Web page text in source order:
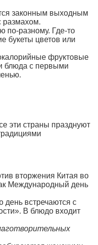
законным выходным
размахом.
по-разному. Где-то
букеты цветов или
фруктовые
блюда с первыми
эти страны празднуют
вторжения Китая во
Международный день
день встречаются с
В блюдо входит